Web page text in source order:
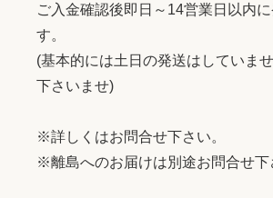
ご入金確認後即日～14営業日以内
す。
(基本的には土日の発送はしていま
下さいませ)
※詳しくはお問合せ下さい。
※離島へのお届けは別途お問合せ下